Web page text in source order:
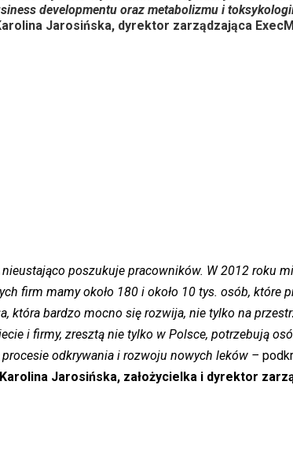
developmentu oraz metabolizmu i
Jarosińska, dyrektor zarządzająca
poszukuje pracowników. W 2012 roku
firm mamy około 180 i około 10 tys. osób, które
która bardzo mocno się rozwija, nie tylko na
i firmy, zresztą nie tylko w Polsce, potrzebują
odkrywania i rozwoju nowych leków –
Karolina Jarosińska, założycielka i dyrektor